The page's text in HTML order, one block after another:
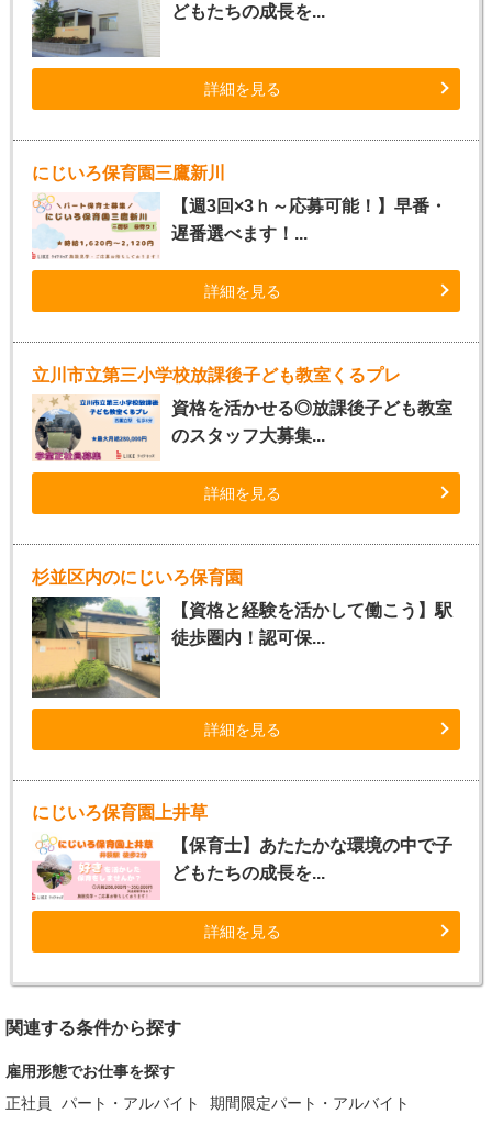
どもたちの成長を...
詳細を見る
にじいろ保育園三鷹新川
【週3回×3ｈ～応募可能！】早番・
遅番選べます！...
詳細を見る
立川市立第三小学校放課後子ども教室くるプレ
資格を活かせる◎放課後子ども教室
のスタッフ大募集...
詳細を見る
杉並区内のにじいろ保育園
【資格と経験を活かして働こう】駅
徒歩圏内！認可保...
詳細を見る
にじいろ保育園上井草
【保育士】あたたかな環境の中で子
どもたちの成長を...
詳細を見る
関連する条件から探す
雇用形態でお仕事を探す
正社員
パート・アルバイト 期間限定パート・アルバイト